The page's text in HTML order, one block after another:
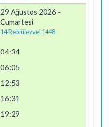
29 Ağustos 2026 -
Cumartesi
14 Rebiülevvel 1448
04:34
06:05
12:53
16:31
19:29